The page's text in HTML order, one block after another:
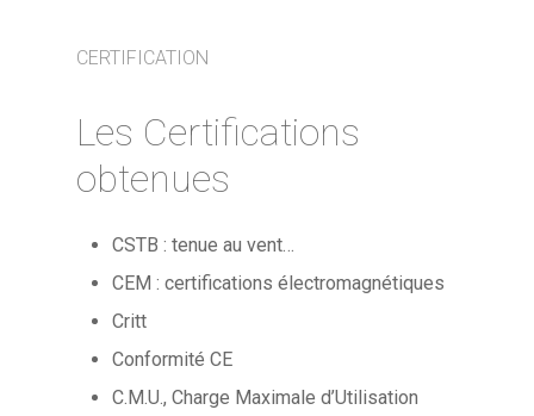
CERTIFICATION
Les Certifications
obtenues
CSTB : tenue au vent…
CEM : certifications électromagnétiques
Critt
Conformité CE
C.M.U., Charge Maximale d’Utilisation